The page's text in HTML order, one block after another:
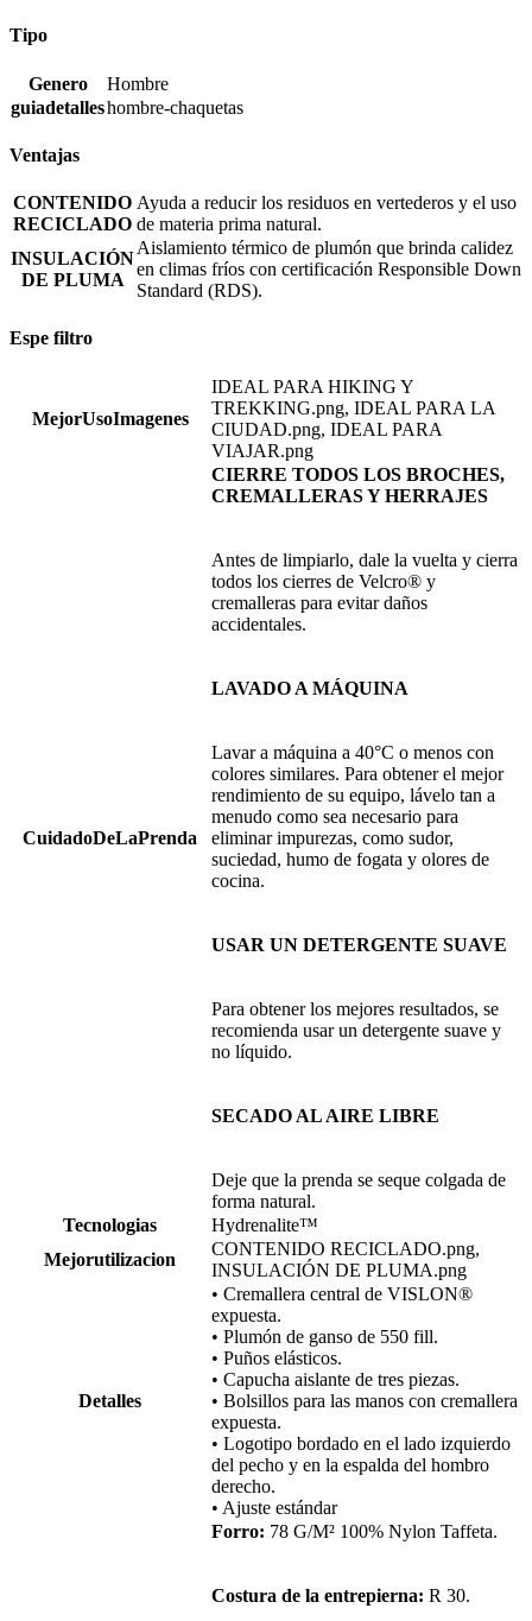
Tipo
Genero
Hombre
guiadetalleshombre-chaquetas
Ventajas
CONTENIDO
RECICLADO
Ayuda a reducir los residuos en vertederos y el uso
de materia prima natural.
INSULACIÓN
DE PLUMA
Aislamiento térmico de plumón que brinda calidez
en climas fríos con certificación Responsible Down
Standard (RDS).
Espe filtro
MejorUsoImagenes
IDEAL PARA HIKING Y
TREKKING.png, IDEAL PARA LA
CIUDAD.png, IDEAL PARA
VIAJAR.png
CuidadoDeLaPrenda
CIERRE TODOS LOS BROCHES,
CREMALLERAS Y HERRAJES
Antes de limpiarlo, dale la vuelta y cierra
todos los cierres de Velcro® y
cremalleras para evitar daños
accidentales.
LAVADO A MÁQUINA
Lavar a máquina a 40°C o menos con
colores similares. Para obtener el mejor
rendimiento de su equipo, lávelo tan a
menudo como sea necesario para
eliminar impurezas, como sudor,
suciedad, humo de fogata y olores de
cocina.
USAR UN DETERGENTE SUAVE
Para obtener los mejores resultados, se
recomienda usar un detergente suave y
no líquido.
SECADO AL AIRE LIBRE
Deje que la prenda se seque colgada de
forma natural.
Tecnologias
Hydrenalite™
Mejorutilizacion
CONTENIDO RECICLADO.png,
INSULACIÓN DE PLUMA.png
Detalles
• Cremallera central de VISLON®
expuesta.
• Plumón de ganso de 550 fill.
• Puños elásticos.
• Capucha aislante de tres piezas.
• Bolsillos para las manos con cremallera
expuesta.
• Logotipo bordado en el lado izquierdo
del pecho y en la espalda del hombro
derecho.
• Ajuste estándar
Forro: 78 G/M² 100% Nylon Taffeta.
Costura de la entrepierna: R 30.